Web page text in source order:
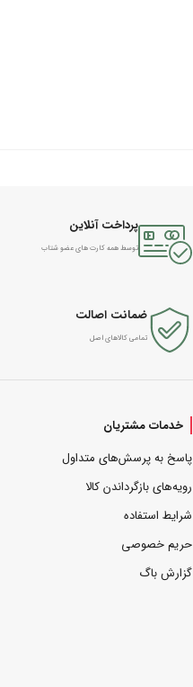
پرداخت آنلاین
توسط همه کارت های عضو شتاب
ضمانت اصالت
تمامی کالاهای اصل
خدمات مشتریان
پاسخ به پرسش‌های متداول
رویه‌های بازگرداندن کالا
شرایط استفاده
حریم خصوصی
گزارش باگ